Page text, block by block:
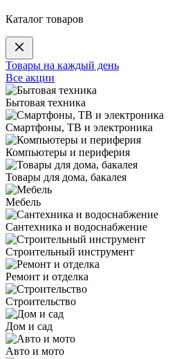
Каталог товаров
Товары на каждый день
Все акции
Бытовая техника
Смартфоны, ТВ и электроника
Компьютеры и периферия
Товары для дома, бакалея
Мебель
Сантехника и водоснабжение
Строительный инструмент
Ремонт и отделка
Строительство
Дом и сад
Авто и мото